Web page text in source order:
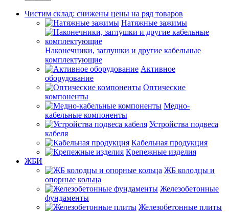
Чистим склад: снижены цены на ряд товаров
Натяжные зажимы
Наконечники, заглушки и другие кабельные
комплектующие
Активное
оборудование
Оптические
компоненты
Медно-
кабельные компоненты
Устройства подвеса
кабеля
Кабельная продукция
Крепежные изделия
ЖБИ
ЖБ колодцы и
опорные кольца
Железобетонные
фундаменты
Железобетонные плиты